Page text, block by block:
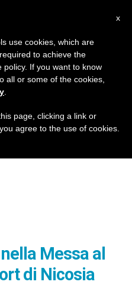
Messa al
di Nicosia
x
use cookies, which are
to achieve the
policy. If you want to know
all or some of the cookies,
page, clicking a link or
agree to the use of cookies.